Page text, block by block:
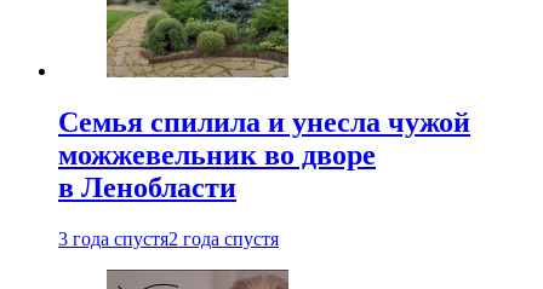
Семья спилила и унесла чужой
можжевельник во дворе
в Ленобласти
3 года спустя2 года спустя